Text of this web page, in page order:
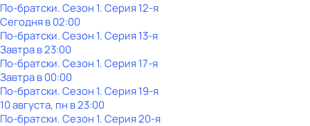
По-братски. Сезон 1. Серия 12-я
Сегодня в 02:00
По-братски. Сезон 1. Серия 13-я
Завтра в 23:00
По-братски. Сезон 1. Серия 17-я
Завтра в 00:00
По-братски. Сезон 1. Серия 19-я
10 августа, пн в 23:00
По-братски. Сезон 1. Серия 20-я